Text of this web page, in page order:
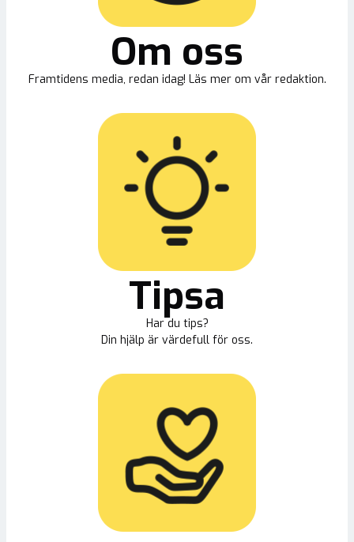
Om oss
Framtidens media, redan idag! Läs mer om vår redaktion.
Tipsa
Har du tips?
Din hjälp är värdefull för oss.